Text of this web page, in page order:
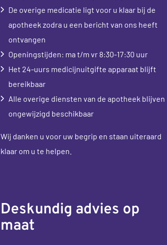
De overige medicatie ligt voor u klaar bij de
apotheek zodra u een bericht van ons heeft
ontvangen
Openingstijden: ma t/m vr 8:30-17:30 uur
Het 24-uurs medicijnuitgifte apparaat blijft
bereikbaar
Alle overige diensten van de apotheek blijven
ongewijzigd beschikbaar
Wij danken u voor uw begrip en staan uiteraard
klaar om u te helpen.
Deskundig advies op
maat